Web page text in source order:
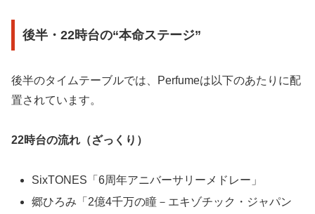
後半・22時台の“本命ステージ”
後半のタイムテーブルでは、Perfumeは以下のあたりに配
置されています。
22時台の流れ（ざっくり）
SixTONES「6周年アニバーサリーメドレー」
郷ひろみ「2億4千万の瞳－エキゾチック・ジャパン